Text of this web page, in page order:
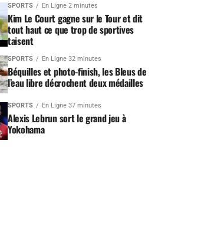
SPORTS En Ligne 2 minutes
Kim Le Court gagne sur le Tour et dit
tout haut ce que trop de sportives
taisent
SPORTS En Ligne 32 minutes
Béquilles et photo-finish, les Bleus de
l’eau libre décrochent deux médailles
SPORTS En Ligne 37 minutes
Alexis Lebrun sort le grand jeu à
Yokohama